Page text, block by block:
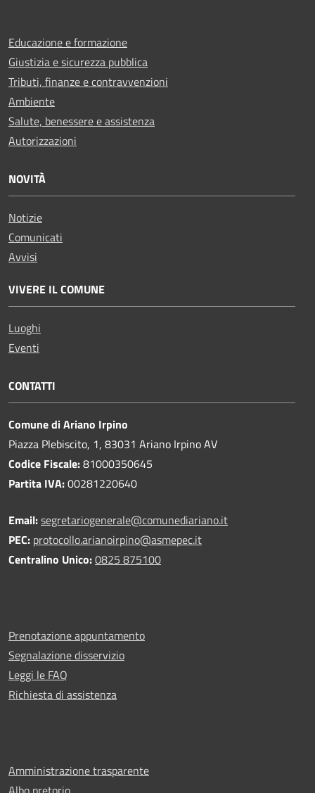
Educazione e formazione
Giustizia e sicurezza pubblica
Tributi, finanze e contravvenzioni
Ambiente
Salute, benessere e assistenza
Autorizzazioni
NOVITÀ
Notizie
Comunicati
Avvisi
VIVERE IL COMUNE
Luoghi
Eventi
CONTATTI
Comune di Ariano Irpino
Piazza Plebiscito, 1, 83031 Ariano Irpino AV
Codice Fiscale:81000350645
Partita IVA:00281220640
Email:segretariogenerale@comunediariano.it
PEC: protocollo.arianoirpino@asmepec.it
Centralino Unico:0825 875100
Prenotazione appuntamento
Segnalazione disservizio
Leggi le FAQ
Richiesta di assistenza
Amministrazione trasparente